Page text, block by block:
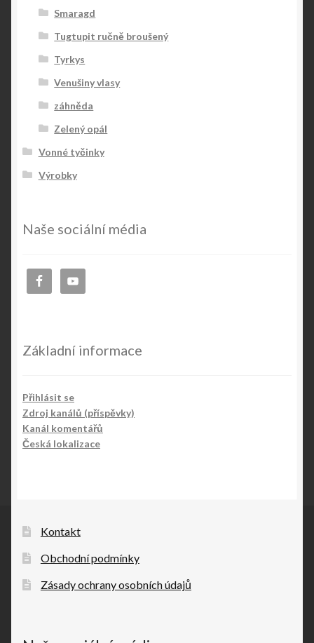
Smaragd
Tugtupit ručně broušený
Tyrkys
Venušiny vlasy
záhněda
Zelený opál
Vonné tyčinky
Výrobky
Naše sociální média
Základní informace
Přihlásit se
Zdroj kanálů (příspěvky)
Kanál komentářů
Česká lokalizace
Kontakt
Obchodní podmínky
Zásady ochrany osobních údajů